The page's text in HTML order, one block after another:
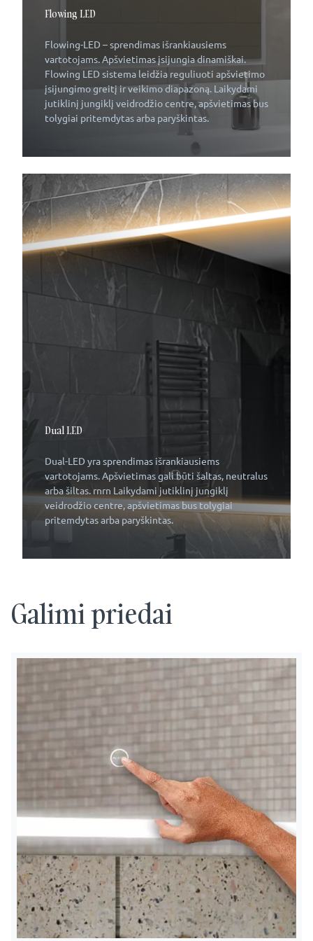
Flowing LED
Flowing-LED – sprendimas išrankiausiems
vartotojams. Apšvietimas įsijungia dinamiškai.
Flowing LED sistema leidžia reguliuoti apšvietimo
įsijungimo greitį ir veikimo diapazoną. Laikydami
jutiklinį jungiklį veidrodžio centre, apšvietimas bus
tolygiai pritemdytas arba paryškintas.
Dual LED
Dual-LED yra sprendimas išrankiausiems
vartotojams. Apšvietimas gali būti šaltas, neutralus
arba šiltas. rnrn Laikydami jutiklinį jungiklį
veidrodžio centre, apšvietimas bus tolygiai
pritemdytas arba paryškintas.
Galimi priedai